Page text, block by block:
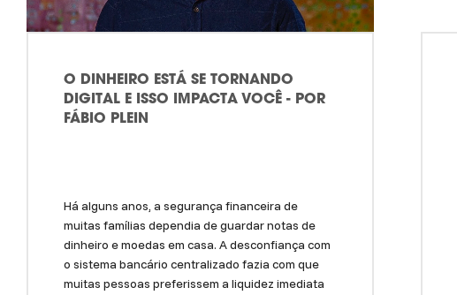
O DINHEIRO ESTÁ SE TORNANDO
DIGITAL E ISSO IMPACTA VOCÊ - POR
FÁBIO PLEIN
Há alguns anos, a segurança financeira de
muitas famílias dependia de guardar notas de
dinheiro e moedas em casa. A desconfiança com
o sistema bancário centralizado fazia com que
muitas pessoas preferissem a liquidez imediata